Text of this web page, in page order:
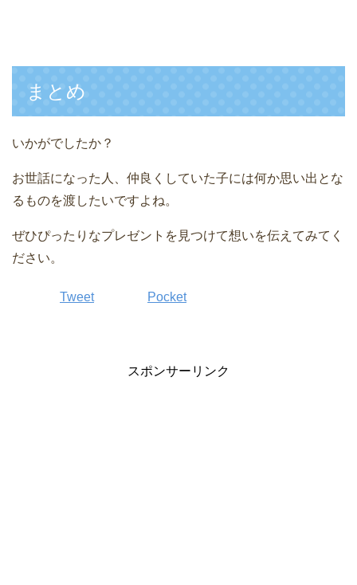
まとめ
いかがでしたか？
お世話になった人、仲良くしていた子には何か思い出とな
るものを渡したいですよね。
ぜひぴったりなプレゼントを見つけて想いを伝えてみてく
ださい。
Tweet Pocket
スポンサーリンク